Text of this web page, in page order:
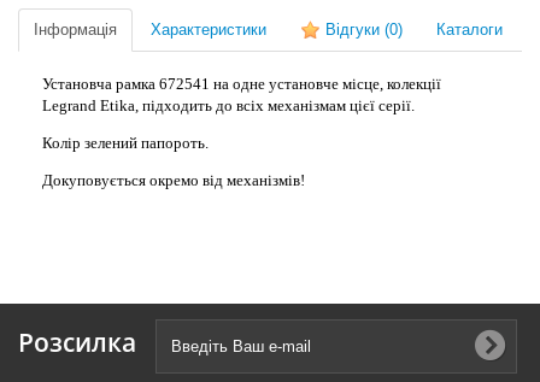
Інформація Характеристики Відгуки (0) Каталоги
Установча рамка 672541 на одне установче місце, колекції
Legrand Etika, підходить до всіх механізмам цієї серії.
Колір зелений папороть.
Докуповується окремо від механізмів!
Розсилка